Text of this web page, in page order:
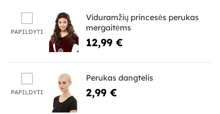
PAPILDYTI
Viduramžių princesės perukas
mergaitėms
12,99 €
PAPILDYTI
Perukas dangtelis
2,99 €